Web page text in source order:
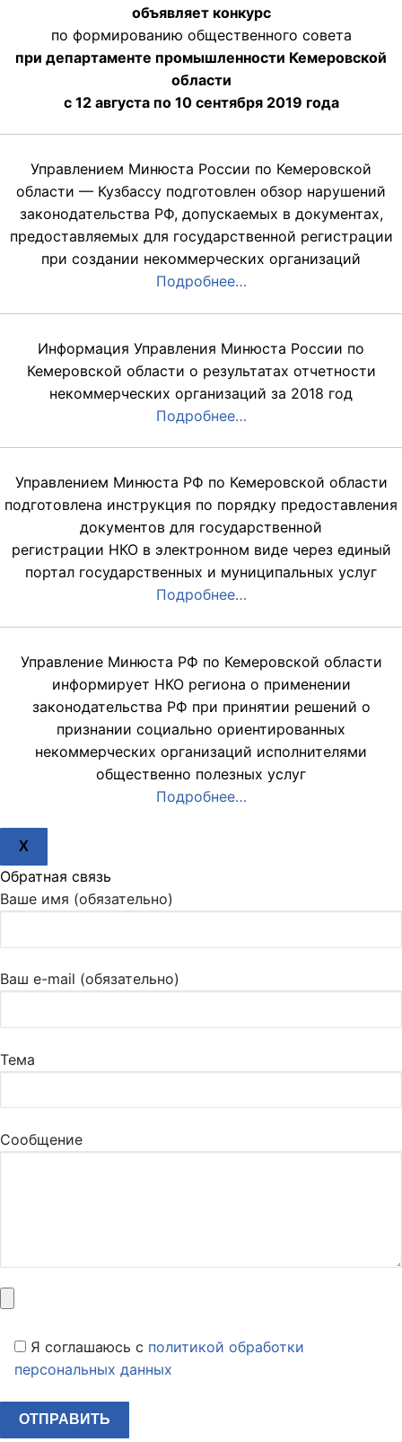
объявляет конкурс
по формированию общественного совета
при департаменте промышленности Кемеровской
области
с 12 августа по 10 сентября 2019 года
Управлением Минюста России по Кемеровской
области — Кузбассу подготовлен обзор нарушений
законодательства РФ, допускаемых в документах,
предоставляемых для государственной регистрации
при создании некоммерческих организаций
Подробнее…
Информация Управления Минюста России по
Кемеровской области о результатах отчетности
некоммерческих организаций за 2018 год
Подробнее…
Управлением Минюста РФ по Кемеровской области
подготовлена инструкция по порядку предоставления
документов для государственной
регистрации НКО в электронном виде через единый
портал государственных и муниципальных услуг
Подробнее…
Управление Минюста РФ по Кемеровской области
информирует НКО региона о применении
законодательства РФ при принятии решений о
признании социально ориентированных
некоммерческих организаций исполнителями
общественно полезных услуг
Подробнее…
X
Обратная связь
Ваше имя (обязательно)
Ваш e-mail (обязательно)
Тема
Сообщение
Я соглашаюсь c политикой обработки
персональных данных